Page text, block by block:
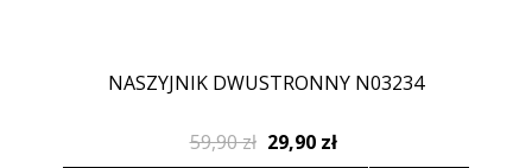
NASZYJNIK DWUSTRONNY N03234
59,90 zł 29,90 zł